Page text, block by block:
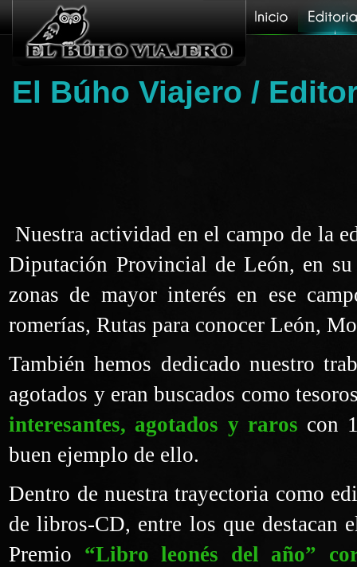
El Búho Viajero /
Nuestra actividad en el campo de la
Diputación Provincial de León, en
zonas de mayor interés en ese
romerías, Rutas para conocer León,
También hemos dedicado nuestro
agotados y eran buscados como
interesantes, agotados y raros con
buen ejemplo de ello.
Dentro de nuestra trayectoria como
de libros-CD, entre los que destacan
Premio “Libro leonés del año”